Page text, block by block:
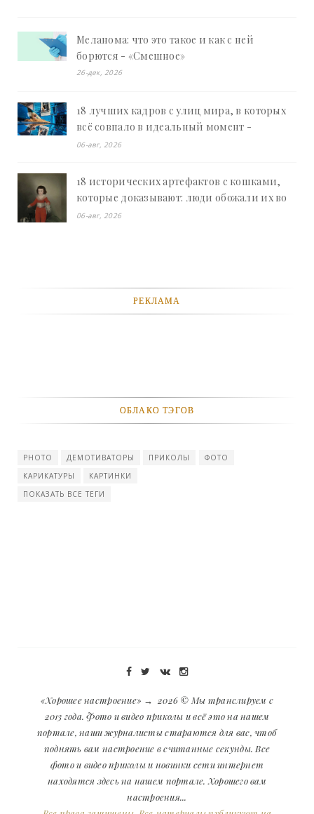
Меланома: что это такое и как с ней
борются - «Смешное»
26-дек, 2026
18 лучших кадров с улиц мира, в которых
всё совпало в идеальный момент -
«Смешное»
06-авг, 2026
18 исторических артефактов с кошками,
которые доказывают: люди обожали их во
все времена - «Смешное»
06-авг, 2026
РЕКЛАМА
ОБЛАКО ТЭГОВ
PHOTO ДЕМОТИВАТОРЫ ПРИКОЛЫ
ФОТО
КАРИКАТУРЫ
КАРТИНКИ
ПОКАЗАТЬ ВСЕ ТЕГИ
«Хорошее настроение» → 2026 © Мы транслируем с
2013 года. Фото и видео приколы и всё это на нашем
портале, наши журналисты стараются для вас, чтоб
поднять вам настроение в считанные секунды. Все
фото и видео приколы и новинки сети интернет
находятся здесь на нашем портале. Хорошего вам
настроения...